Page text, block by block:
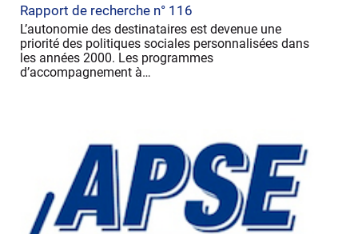
Rapport de recherche n° 116
L’autonomie des destinataires est devenue une
priorité des politiques sociales personnalisées dans
les années 2000. Les programmes
d’accompagnement à…